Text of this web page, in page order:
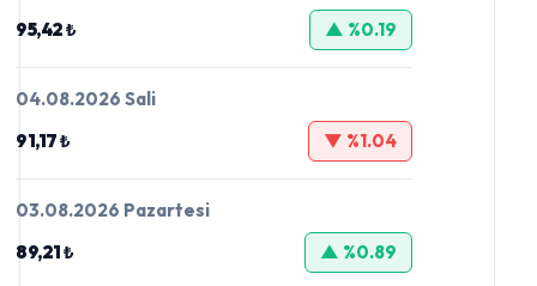
95,42 ₺
▲ %0.19
04.08.2026 Sali
91,17 ₺
▼ %1.04
03.08.2026 Pazartesi
89,21 ₺
▲ %0.89